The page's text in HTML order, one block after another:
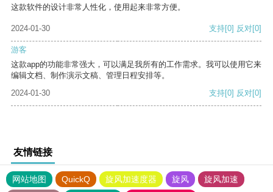
这款软件的设计非常人性化，使用起来非常方便。
2024-01-30 支持[0] 反对[0]
游客
这款app的功能非常强大，可以满足我所有的工作需求。我可以使用它来
编辑文档、制作演示文稿、管理日程安排等。
2024-01-30
支持[0] 反对[0]
友情链接
网站地图 QuickQ 旋风加速度器 旋风
旋风加速